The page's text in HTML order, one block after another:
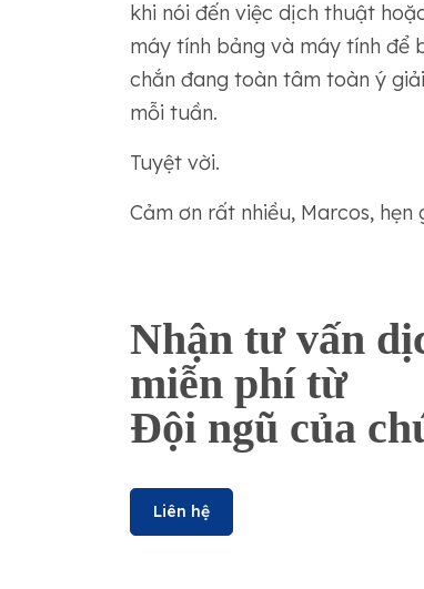
khi nói đến việc dịch thuật
máy tính bảng và máy tính để
chắn đang toàn tâm toàn ý
mỗi tuần.
Tuyệt vời.
Cảm ơn rất nhiều, Marcos, hẹn
Nhận tư vấn
miễn phí từ
Đội ngũ của
Liên hệ